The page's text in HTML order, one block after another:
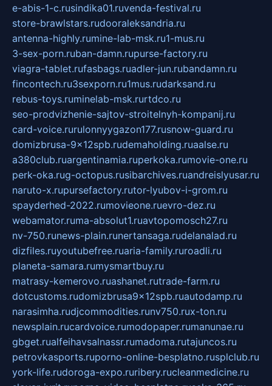
e-abis-1-c.rusindika01.ruvenda-festival.ru
store-brawlstars.rudooraleksandria.ru
antenna-highly.rumine-lab-msk.ru1-mus.ru
3-sex-porn.ruban-damn.rupurse-factory.ru
viagra-tablet.rufasbags.ruadler-jun.rubandamn.ru
fincontech.ru3sexporn.ru1mus.rudarksand.ru
rebus-toys.ruminelab-msk.rurtdco.ru
seo-prodvizhenie-sajtov-stroitelnyh-kompanij.ru
card-voice.rurulonnyygazon177.rusnow-guard.ru
domizbrusa-9x12spb.rudemaholding.ruaalse.ru
a380club.ruargentinamia.ruperkoka.rumovie-one.ru
perk-oka.rug-octopus.rusibarchives.ruandreislyusar.ru
naruto-x.rupursefactory.rutor-lyubov-i-grom.ru
spayderhed-2022.rumovieone.ruevro-dez.ru
webamator.ruma-absolut1.ruavtopomosch27.ru
nv-750.runews-plain.runertansaga.rudelanalad.ru
dizfiles.ruyoutubefree.ruaria-family.ruroadli.ru
planeta-samara.rumysmartbuy.ru
matrasy-kemerovo.ruashanet.rutrade-farm.ru
dotcustoms.rudomizbrusa9x12spb.ruautodamp.ru
narasimha.rudjcommodities.runv750.rux-ton.ru
newsplain.rucardvoice.rumodopaper.rumanunae.ru
gbget.rualfeihavsalnassr.rumadoma.rutajuncos.ru
petrovkasports.ruporno-online-besplatno.rusplclub.ru
york-life.rudoroga-expo.ruribery.rucleanmedicine.ru